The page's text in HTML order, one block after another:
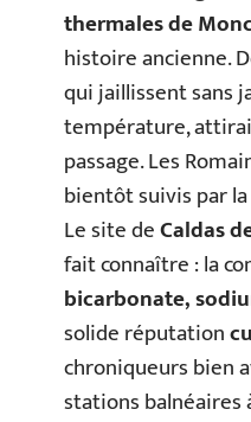
thermales de
histoire ancienne.
qui jaillissent sans
température,
passage. Les
bientôt suivis par
Le site deCaldas
fait connaître : la
bicarbonate,
solide réputation
chroniqueurs bien
stations balnéaires